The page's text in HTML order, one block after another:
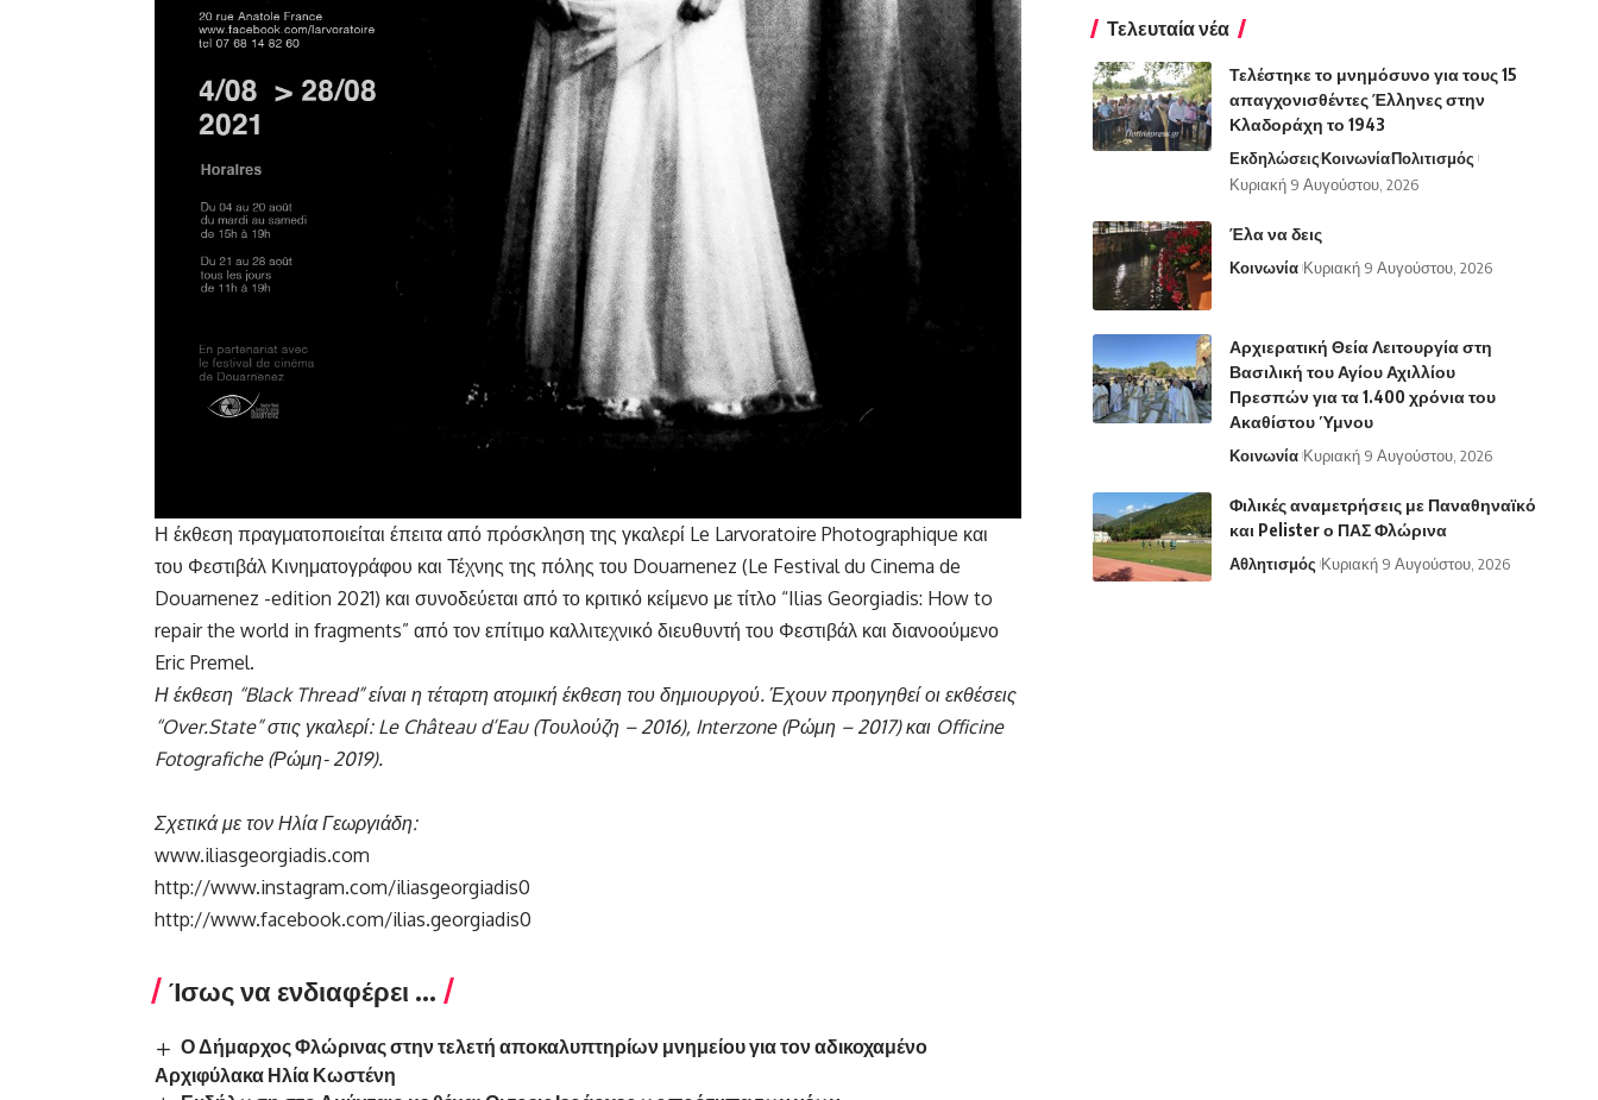
Η έκθεση πραγματοποιείται έπειτα από πρόσκληση της γκαλερί Le Larvoratoire Photographique και
του Φεστιβάλ Κινηματογράφου και Τέχνης της πόλης του Douarnenez (Le Festival du Cinema de
Douarnenez -edition 2021) και συνοδεύεται από το κριτικό κείμενο με τίτλο “Ilias Georgiadis: How to
repair the world in fragments” από τον επίτιμο καλλιτεχνικό διευθυντή του Φεστιβάλ και διανοούμενο
Eric Premel.
Η έκθεση “BlackThread” είναι η τέταρτη ατομική έκθεση του δημιουργού. Έχουν προηγηθεί οι εκθέσεις
“Over.State” στις γκαλερί: Le Château d’Eau (Τουλούζη – 2016), Interzone(Ρώμη – 2017) και Officine
Fotografiche(Ρώμη- 2019).
Σχετικά με τον Ηλία Γεωργιάδη:
www.iliasgeorgiadis.com
http://www.instagram.com/iliasgeorgiadis0
http://www.facebook.com/ilias.georgiadis0
Ίσως να ενδιαφέρει ...
Ο Δήμαρχος Φλώρινας στην τελετή αποκαλυπτηρίων μνημείου για τον αδικοχαμένο
Αρχιφύλακα Ηλία Κωστένη
Τελευταία νέα
Τελέστηκε το μνημόσυνο για τους 15
απαγχονισθέντες Έλληνες στην
Κλαδοράχη το 1943
ΕκδηλώσειςΚοινωνίαΠολιτισμός
Κυριακή 9 Αυγούστου, 2026
Έλα να δεις
Κοινωνία Κυριακή 9 Αυγούστου, 2026
Αρχιερατική Θεία Λειτουργία στη
Βασιλική του Αγίου Αχιλλίου
Πρεσπών για τα 1.400 χρόνια του
Ακαθίστου Ύμνου
Κοινωνία Κυριακή 9 Αυγούστου, 2026
Φιλικές αναμετρήσεις με Παναθηναϊκό
και Pelister ο ΠΑΣ Φλώρινα
Αθλητισμός Κυριακή 9 Αυγούστου, 2026